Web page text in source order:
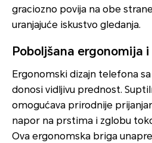
graciozno povija na obe
uranjajuće iskustvo gledanja.
Poboljšana ergonomija
Ergonomski dizajn telefona
donosi vidljivu prednost.
omogućava prirodnije
napor na prstima i zglobu
Ova ergonomska briga